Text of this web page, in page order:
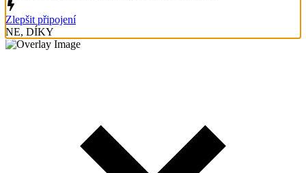
Zlepšit připojení
NE, DÍKY